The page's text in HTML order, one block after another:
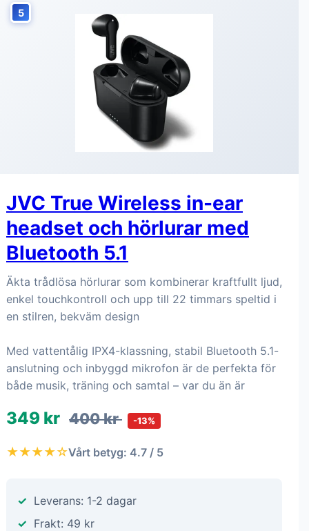
5
JVC True Wireless in-ear
headset och hörlurar med
Bluetooth 5.1
Äkta trådlösa hörlurar som kombinerar kraftfullt ljud,
enkel touchkontroll och upp till 22 timmars speltid i
en stilren, bekväm design
Med vattentålig IPX4-klassning, stabil Bluetooth 5.1-
anslutning och inbyggd mikrofon är de perfekta för
både musik, träning och samtal – var du än är
349 kr 400 kr -13%
★★★★☆Vårt betyg: 4.7 / 5
Leverans: 1-2 dagar
Frakt: 49 kr